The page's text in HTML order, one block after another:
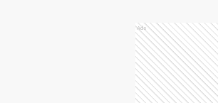
Ads